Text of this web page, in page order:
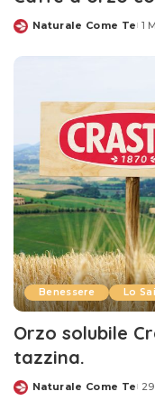
Posted
Naturale Come Te 1
Benessere Lo
Orzo solubile
tazzina.
Posted
Naturale Come Te